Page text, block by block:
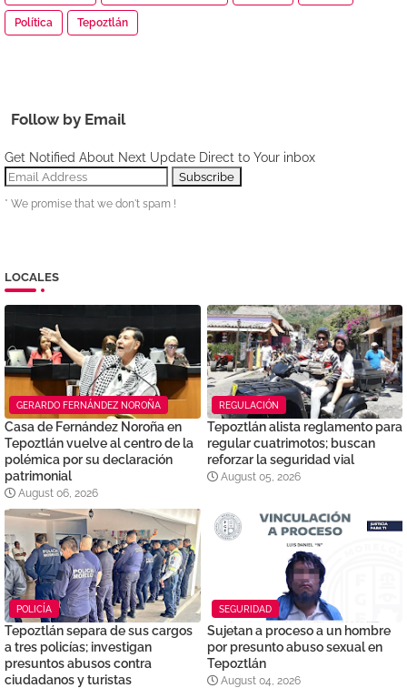
Política Tepoztlán
Follow by Email
Get Notified About Next Update Direct to Your inbox
* We promise that we don't spam !
LOCALES
GERARDO FERNÁNDEZ NOROÑA
Casa de Fernández Noroña en
Tepoztlán vuelve al centro de la
polémica por su declaración
patrimonial
August 06, 2026
REGULACIÓN
Tepoztlán alista reglamento para
regular cuatrimotos; buscan
reforzar la seguridad vial
August 05, 2026
POLICÍA
Tepoztlán separa de sus cargos
a tres policías; investigan
presuntos abusos contra
ciudadanos y turistas
SEGURIDAD
Sujetan a proceso a un hombre
por presunto abuso sexual en
Tepoztlán
August 04, 2026